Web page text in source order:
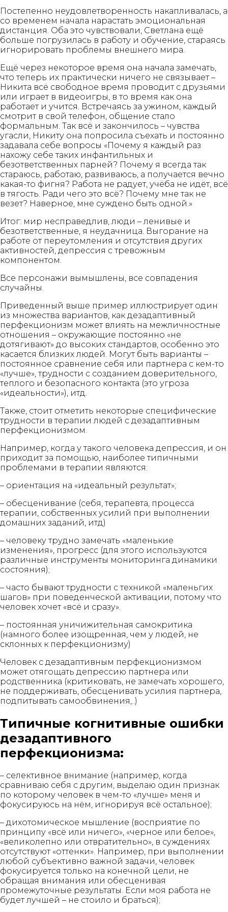
Постепенно неудовлетворенность накапливалась, а
со временем начала нарастать эмоциональная
дистанция. Оба это чувствовали, Светлана ещё
больше погрузилась в работу и обучение, стараясь
игнорировать проблемы внешнего мира.
Ещё через некоторое время она начала замечать,
что теперь их практически ничего не связывает –
Никита всё свободное время проводит с друзьями
или играет в видеоигры, в то время как она
работает и учится. Встречаясь за ужином, каждый
смотрит в свой телефон, общение стало
формальным. Так всё и закончилось – чувства
угасли, Никиту она попросила съехать и постоянно
задавала себе вопросы «Почему я каждый раз
нахожу себе таких инфантильных и
безответственных парней? Почему я всегда так
стараюсь, работаю, развиваюсь, а получается вечно
какая-то фигня? Работа не радует, учёба не идёт, всё
в тягость. Ради чего это всё? Почему мне так не
везет? Наверное, мне суждено быть одной.»
Итог: мир несправедлив, люди – ленивые и
безответственные, я неудачница. Выгорание на
работе от переутомления и отсутствия других
активностей, депрессия с тревожным
компонентом.
Все персонажи вымышлены, все совпадения
случайны.
Приведенный выше пример иллюстрирует один
из множества вариантов, как дезадаптивный
перфекционизм может влиять на межличностные
отношения – окружающие постоянно «не
дотягивают» до высоких стандартов, особенно это
касается близких людей. Могут быть варианты –
постоянное сравнение себя или партнера с кем-то
«лучше», трудности с созданием доверительного,
теплого и безопасного контакта (это угроза
«идеальности»), итд.
Также, стоит отметить некоторые специфические
трудности в терапии людей с дезадаптивным
перфекционизмом.
Например, когда у такого человека депрессия, и он
приходит за помощью, наиболее типичными
проблемами в терапии являются:
– ориентация на «идеальный результат»;
– обесценивание (себя, терапевта, процесса
терапии, собственных усилий при выполнении
домашних заданий, итд)
– человеку трудно замечать «маленькие
изменения», прогресс (для этого используются
различные инструменты мониторинга динамики
состояния);
– часто бывают трудности с техникой «маленьгих
шагов» при поведенческой активации, потому что
человек хочет «всё и сразу».
– постоянная уничижительная самокритика
(намного более изощренная, чем у людей, не
склонных к перфекционизму)
Человек с дезадаптивным перфекционизмом
может отягощать депрессию партнера или
родственника (критиковать, не замечать хорошего,
не поддерживать, обесценивать усилия партнера,
подпитывать самообвинения,..)
Типичные когнитивные ошибки
дезадаптивного
перфекционизма:
– селективное внимание (например, когда
сравниваю себя с другим, выделаю один признак
по которому человек в чем-то «лучше» меня и
фокусируюсь на нём, игнорируя всё остальное);
– дихотомическое мышление (восприятие по
принципу «всё или ничего», «черное или белое»,
«великолепно или отвратительно», в суждениях
отсутствуют «оттенки». Например, при выполнении
любой субъективно важной задачи, человек
фокусируется только на конечной цели, не
обращая внимания или обесценивая
промежуточные результаты. Если моя работа не
будет лучшей – не стоило и браться);